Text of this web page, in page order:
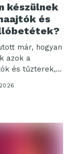
készülnek
és
már, hogyan
azok a
és tűzterek,